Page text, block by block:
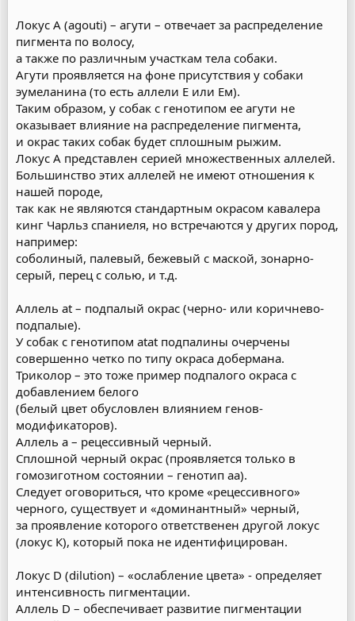
Локус А (agouti) – агути – отвечает за распределение
пигмента по волосу,
а также по различным участкам тела собаки.
Агути проявляется на фоне присутствия у собаки
эумеланина (то есть аллели Е или Ем).
Таким образом, у собак с генотипом ее агути не
оказывает влияние на распределение пигмента,
и окрас таких собак будет сплошным рыжим.
Локус А представлен серией множественных аллелей.
Большинство этих аллелей не имеют отношения к
нашей породе,
так как не являются стандартным окрасом кавалера
кинг Чарльз спаниеля, но встречаются у других пород,
например:
соболиный, палевый, бежевый с маской, зонарно-
серый, перец с солью, и т.д.
Аллель аt – подпалый окрас (черно- или коричнево-
подпалые).
У собак с генотипом аtаt подпалины очерчены
совершенно четко по типу окраса добермана.
Триколор – это тоже пример подпалого окраса с
добавлением белого
(белый цвет обусловлен влиянием генов-
модификаторов).
Аллель а – рецессивный черный.
Сплошной черный окрас (проявляется только в
гомозиготном состоянии – генотип аа).
Следует оговориться, что кроме «рецессивного»
черного, существует и «доминантный» черный,
за проявление которого ответственен другой локус
(локус К), который пока не идентифицирован.
Локус D (dilution) – «ослабление цвета» - определяет
интенсивность пигментации.
Аллель D – обеспечивает развитие пигментации